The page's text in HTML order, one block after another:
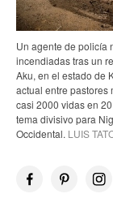
Un agente de policía
incendiadas tras un
Aku, en el estado de
actual entre pastores
casi 2000 vidas en
tema divisivo para
Occidental. LUIS